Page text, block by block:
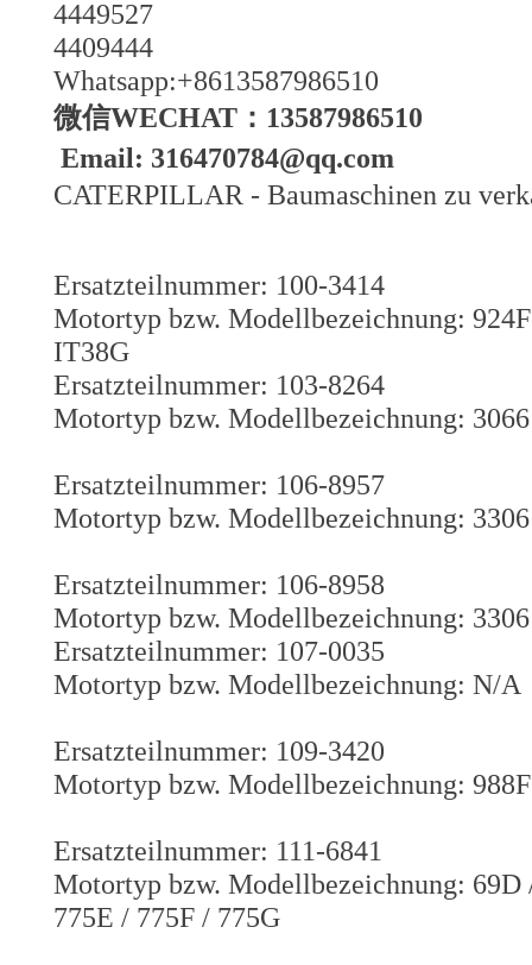
4449527
4409444
Whatsapp:+8613587986510
微信WECHAT：13587986510
Email: 316470784@qq.com
CATERPILLAR - Baumaschinen zu
Ersatzteilnummer: 100-3414
Motortyp bzw. Modellbezeichnung:
IT38G
Ersatzteilnummer: 103-8264
Motortyp bzw. Modellbezeichnung:
Ersatzteilnummer: 106-8957
Motortyp bzw. Modellbezeichnung:
Ersatzteilnummer: 106-8958
Motortyp bzw. Modellbezeichnung:
Ersatzteilnummer: 107-0035
Motortyp bzw. Modellbezeichnung: N/A
Ersatzteilnummer: 109-3420
Motortyp bzw. Modellbezeichnung:
Ersatzteilnummer: 111-6841
Motortyp bzw. Modellbezeichnung:
775E / 775F / 775G